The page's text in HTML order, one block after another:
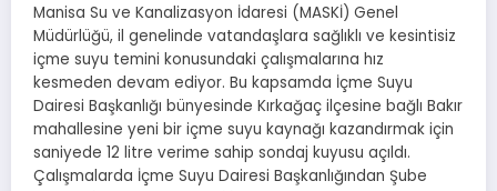
Manisa Su ve Kanalizasyon İdaresi (MASKİ) Genel
Müdürlüğü, il genelinde vatandaşlara sağlıklı ve kesintisiz
içme suyu temini konusundaki çalışmalarına hız
kesmeden devam ediyor. Bu kapsamda İçme Suyu
Dairesi Başkanlığı bünyesinde Kırkağaç ilçesine bağlı Bakır
mahallesine yeni bir içme suyu kaynağı kazandırmak için
saniyede 12 litre verime sahip sondaj kuyusu açıldı.
Çalışmalarda İçme Suyu Dairesi Başkanlığından Şube